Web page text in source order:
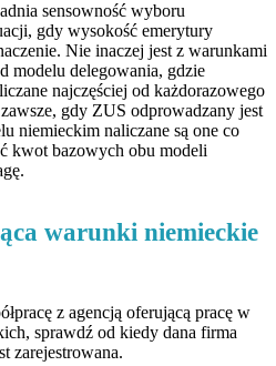
sensowność wyboru
gdy wysokość emerytury
Nie inaczej jest z warunkami
modelu delegowania, gdzie
najczęściej od każdorazowego
gdy ZUS odprowadzany jest
niemieckim naliczane są one co
kwot bazowych obu modeli
warunki niemieckie
z agencją oferującą pracę w
sprawdź od kiedy dana firma
zarejestrowana.